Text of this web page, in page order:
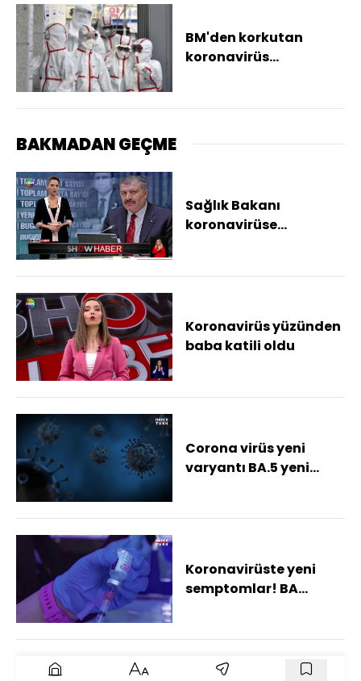
BM'den korkutan
koronavirüs
BAKMADAN GEÇME
Sağlık Bakanı
koronavirüse
Koronavirüs yüzünden
baba katili oldu
Corona virüs yeni
varyantı BA.5 yeni
koronavirüs yeni
Koronavirüste yeni
semptomlar! BA